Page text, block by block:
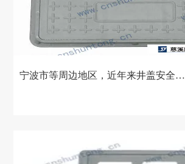
宁波市等周边地区，近年来井盖安全问